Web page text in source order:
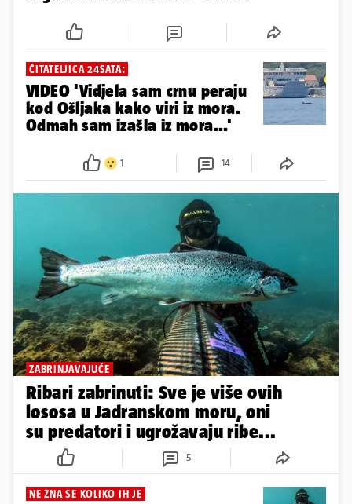
ČITATELJICA 24SATA:
VIDEO 'Vidjela sam crnu peraju
kod Ošljaka kako viri iz mora.
Odmah sam izašla iz mora...'
1 14
ZABRINJAVAJUĆE
Ribari zabrinuti: Sve je više ovih
lososa u Jadranskom moru, oni
su predatori i ugrožavaju ribe...
5
NE ZNA SE KOLIKO IH JE